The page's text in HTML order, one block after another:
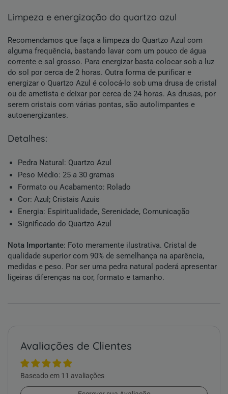
limpeza e energização do quartzo azul
Recomendamos que faça a limpeza do Quartzo Azul com
alguma frequência, bastando lavar com um pouco de água
corrente e sal grosso. Para energizar basta colocar sob a luz
do sol por cerca de 2 horas. Outra forma de purificar e
energizar o Quartzo Azul é colocá-lo sob uma drusa de cristal
ou de ametista e deixar por cerca de 24 horas. As drusas, por
serem cristais com várias pontas, são autolimpantes e
autoenergizantes.
detalhes:
Pedra Natural : Quartzo Azul
Peso Médio: 25 a 30 gramas
Formato ou Acabamento: Rolado
Cor: Azul ; Cristais Azuis
Energia: Espiritualidade, Serenidade, Comunicação
Significado do Quartzo Azul
Nota Importante: Foto meramente ilustrativa. Cristal de
qualidade superior com 90% de semelhança na aparência,
medidas e peso. Por ser uma pedra natural poderá apresentar
ligeiras diferenças na cor, formato e tamanho.
Avaliações de Clientes
Baseado em 11 avaliações